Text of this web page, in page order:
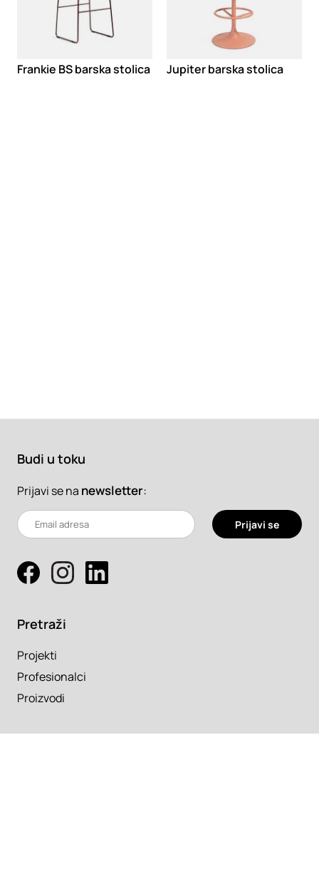
Frankie BS barska stolica Jupiter barska stolica
Budi u toku
Prijavi se na newsletter:
Prijavi se
Pretraži
Projekti
Profesionalci
Proizvodi